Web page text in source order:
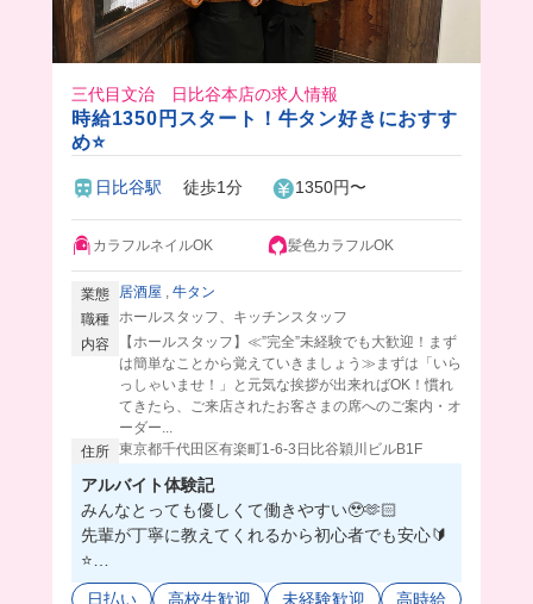
三代目文治 日比谷本店の求人情報
時給1350円スタート！牛タン好きにおすす
め⭐️
日比谷駅 徒歩1分 1350円〜
カラフルネイルOK 髪色カラフルOK
業態 居酒屋 , 牛タン
職種 ホールスタッフ、キッチンスタッフ
内容
【ホールスタッフ】≪”完全”未経験でも大歓迎！まず
は簡単なことから覚えていきましょう≫まずは「いら
っしゃいませ！」と元気な挨拶が出来ればOK！慣れ
てきたら、ご来店されたお客さまの席へのご案内・オ
ーダー...
住所 東京都千代田区有楽町1-6-3日比谷穎川ビルB1F
アルバイト体験記
みんなとっても優しくて働きやすい🥹🫶🏻
先輩が丁寧に教えてくれるから初心者でも安心🔰
⭐️
初日は試食でメニューから牛タンを食べれちゃう
日払い 高校生歓迎 未経験歓迎 高時給